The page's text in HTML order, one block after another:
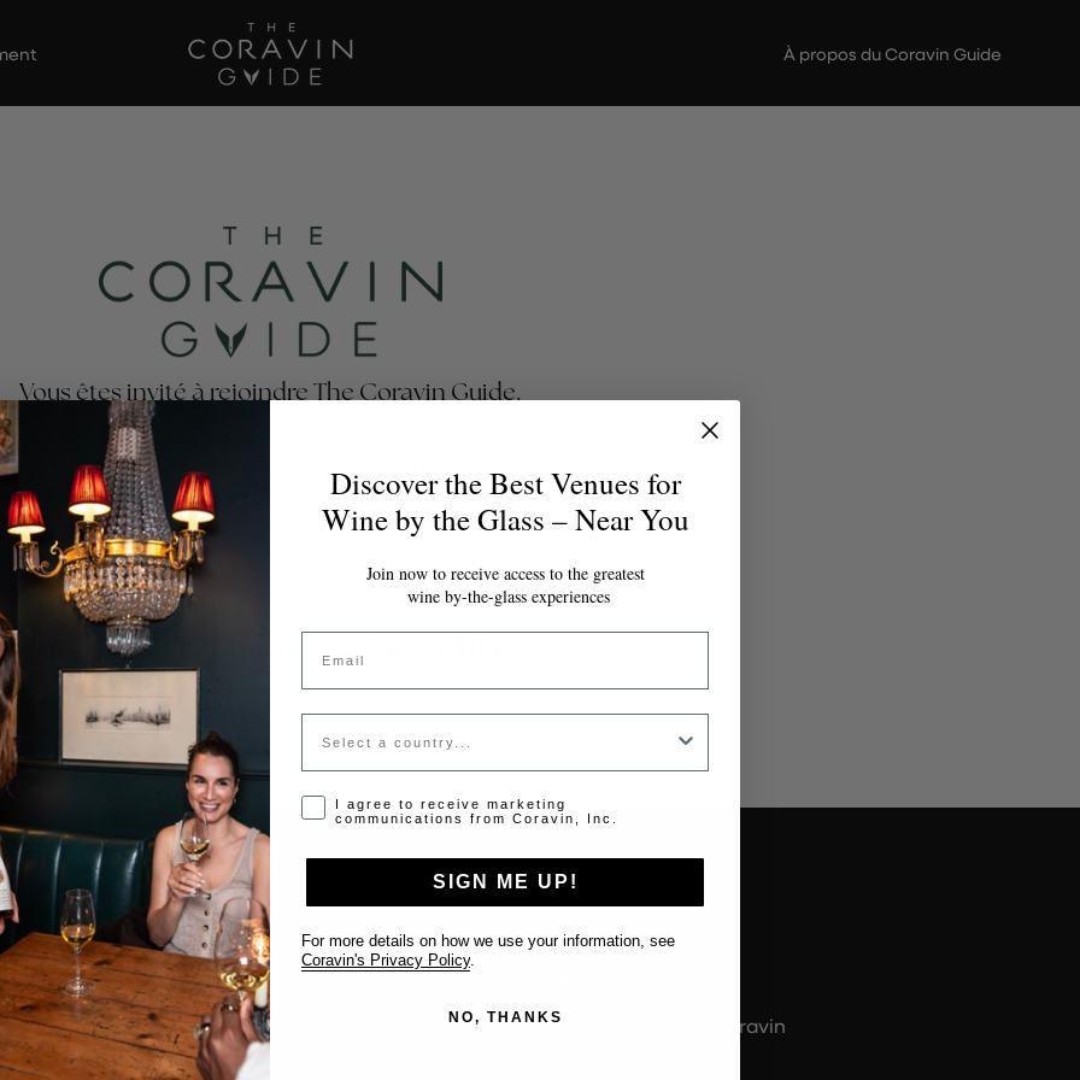
À propos du Coravin Guide
Vous êtes invité à rejoindre The Coravin Guide.
Guide met en lumière les programmes de vins au verre
par des restaurants, bars, hôtels et clubs privés qui célèbrent la
et la découverte du vin, afin que les amateurs de vin trouvent le
verre parfait pour chaque occasion.
VOS MODIFICATIONS SONT ENREGISTRÉES AUTOMATIQUEMENT AU FUR ET À MESURE.
Jeton invalide ou expiré
Veuillez contacter l'administrateur pour un jeton valide.
Support
Nous contacter
Inscrire votre établissement
FAQ
À propos du guide Coravin
Discover the Best Venues for
Wine by the Glass – Near You
Join now to receive access to the greatest
wine by-the-glass experiences
Email
Country
Opt-in disclaimer
I agree to receive marketing
communications from Coravin, Inc.
SIGN ME UP!
For more details on how we use your information, see
Coravin's Privacy Policy
NO, THANKS